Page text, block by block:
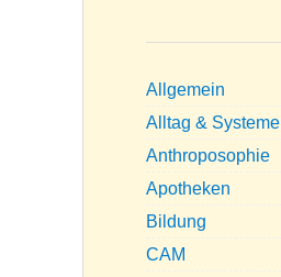
Allgemein
Alltag & Systeme
Anthroposophie
Apotheken
Bildung
CAM